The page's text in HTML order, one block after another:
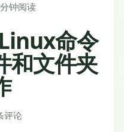
钟阅读
命令
和文件夹
评论